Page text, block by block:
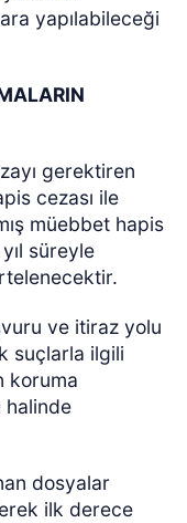
yapılabileceği
gerektiren
cezası ile
müebbet hapis
süreyle
ve itiraz yolu
suçlarla ilgili
koruma
halinde
dosyalar
ilk derece